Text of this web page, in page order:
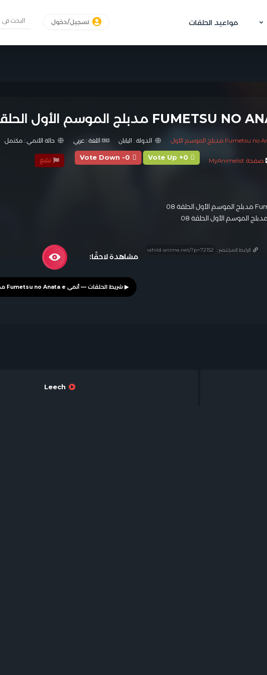
مواعيد الحلقات تسجيل/دخول
الدولة : اليابان اللغة :عربي حالة الأنمي : مكتمل
صفحة MyAnimelist Vote Up +0
Vote Down -0 تبليغ
الرابط المختصر :
مشاهدة لاحقًا: